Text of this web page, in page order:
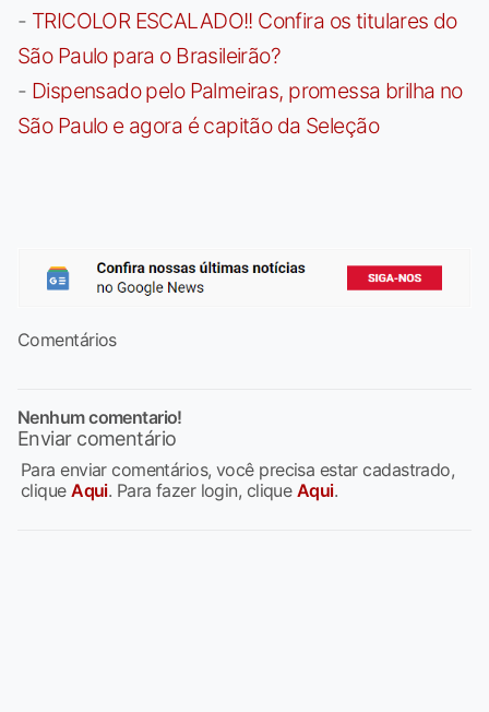
- TRICOLOR ESCALADO!! Confira os titulares do
São Paulo para o Brasileirão?
- Dispensado pelo Palmeiras, promessa brilha no
São Paulo e agora é capitão da Seleção
Comentários
Nenhum comentario!
Enviar comentário
Para enviar comentários, você precisa estar cadastrado,
cliqueAqui. Para fazer login, clique Aqui.